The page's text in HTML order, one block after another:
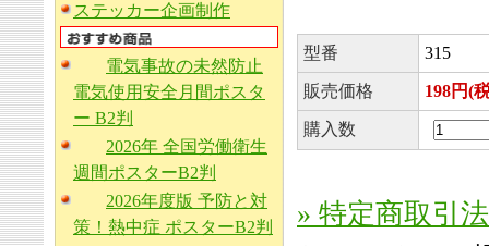
ステッカー企画制作
電気事故の未然防止
電気使用安全月間ポスタ
ー B2判
2026年 全国労働衛生
週間ポスターB2判
2026年度版 予防と対
策！熱中症 ポスターB2判
型番 315
販売価格 198円(
購入数
» 特定商取引